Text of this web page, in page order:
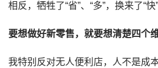
相反，牺牲了“省”、“多”，换来了“快”
要想做好新零售，就要想清楚四个
我特别反对无人便利店，人不是成